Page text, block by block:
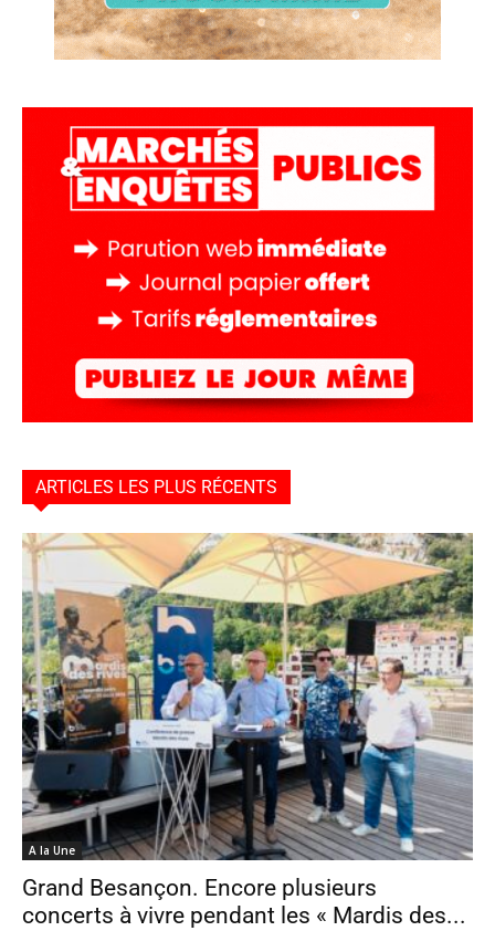
ARTICLES LES PLUS RÉCENTS
A la Une
Grand Besançon. Encore plusieurs
concerts à vivre pendant les « Mardis des...